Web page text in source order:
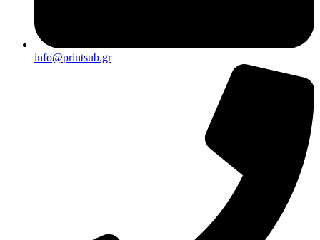
info@printsub.gr